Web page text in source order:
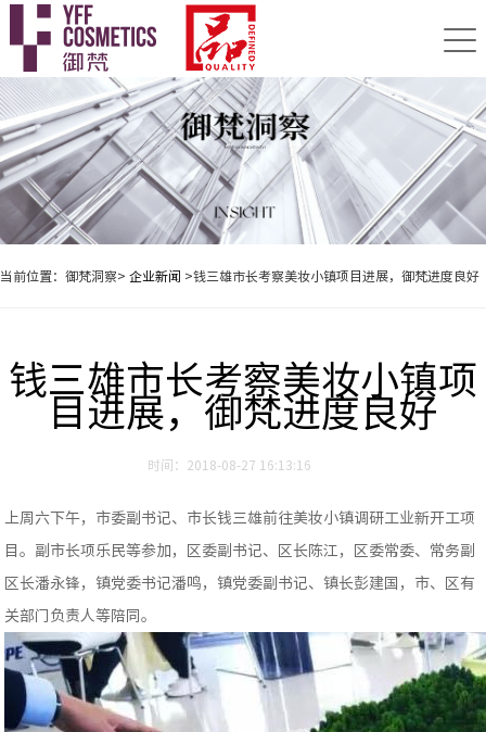
当前位置：御梵洞察> 企业新闻 >钱三雄市长考察美妆小镇项目进展，御梵进度良好
钱三雄市长考察美妆小镇项
目进展，御梵进度良好
时间：2018-08-27 16:13:16
上周六下午，市委副书记、市长钱三雄前往美妆小镇调研工业新开工项
目。副市长项乐民等参加，区委副书记、区长陈江，区委常委、常务副
区长潘永锋，镇党委书记潘鸣，镇党委副书记、镇长彭建国，市、区有
关部门负责人等陪同。